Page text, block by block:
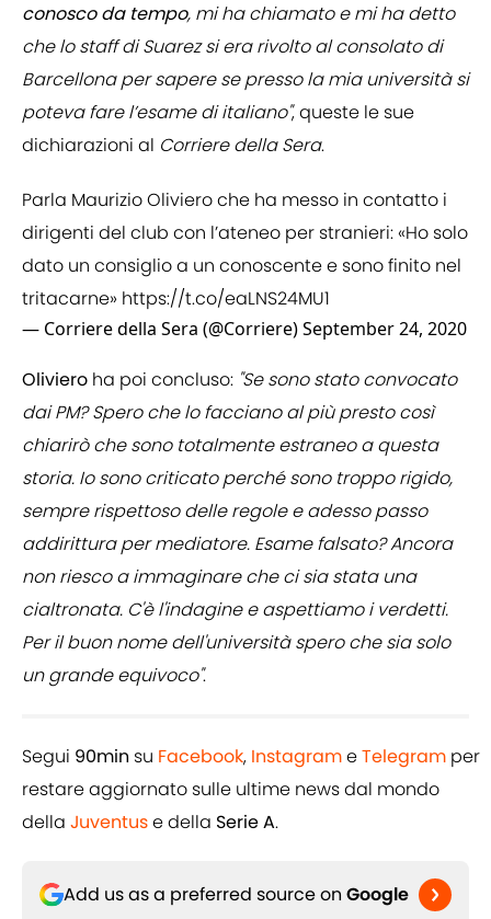
conosco da tempo, mi ha chiamato e mi ha detto
che lo staff di Suarez si era rivolto al consolato di
Barcellona per sapere se presso la mia università si
poteva fare l’esame di italiano", queste le sue
dichiarazioni al Corriere della Sera.
Parla Maurizio Oliviero che ha messo in contatto i
dirigenti del club con l’ateneo per stranieri: «Ho solo
dato un consiglio a un conoscente e sono finito nel
tritacarne» https://t.co/eaLNS24MU1
— Corriere della Sera (@Corriere)September 24, 2020
Oliviero ha poi concluso: "Se sono stato convocato
dai PM? Spero che lo facciano al più presto così
chiarirò che sono totalmente estraneo a questa
storia. Io sono criticato perché sono troppo rigido,
sempre rispettoso delle regole e adesso passo
addirittura per mediatore. Esame falsato? Ancora
non riesco a immaginare che ci sia stata una
cialtronata. C'è l'indagine e aspettiamo i verdetti.
Per il buon nome dell'università spero che sia solo
un grande equivoco".
Segui 90min su Facebook, InstagrameTelegram per
restare aggiornato sulle ultime news dal mondo
della Juventuse della Serie A.
Add us as a preferred source on Google